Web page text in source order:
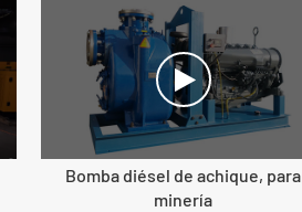
Bomba diésel de achique, para
minería